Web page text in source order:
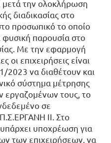
μετά την ολοκλήρωση
διαδικασίας στο
προσωπικό το οποίο
παρουσία στο
Με την εφαρμογή
οι επιχειρήσεις είναι
να διαθέτουν και
σύστημα μέτρησης
εργαζομένων τους, το
σε
ΙΙ. Στο
υπάρχει υποχρέωση για
των επιχειρήσεων, να